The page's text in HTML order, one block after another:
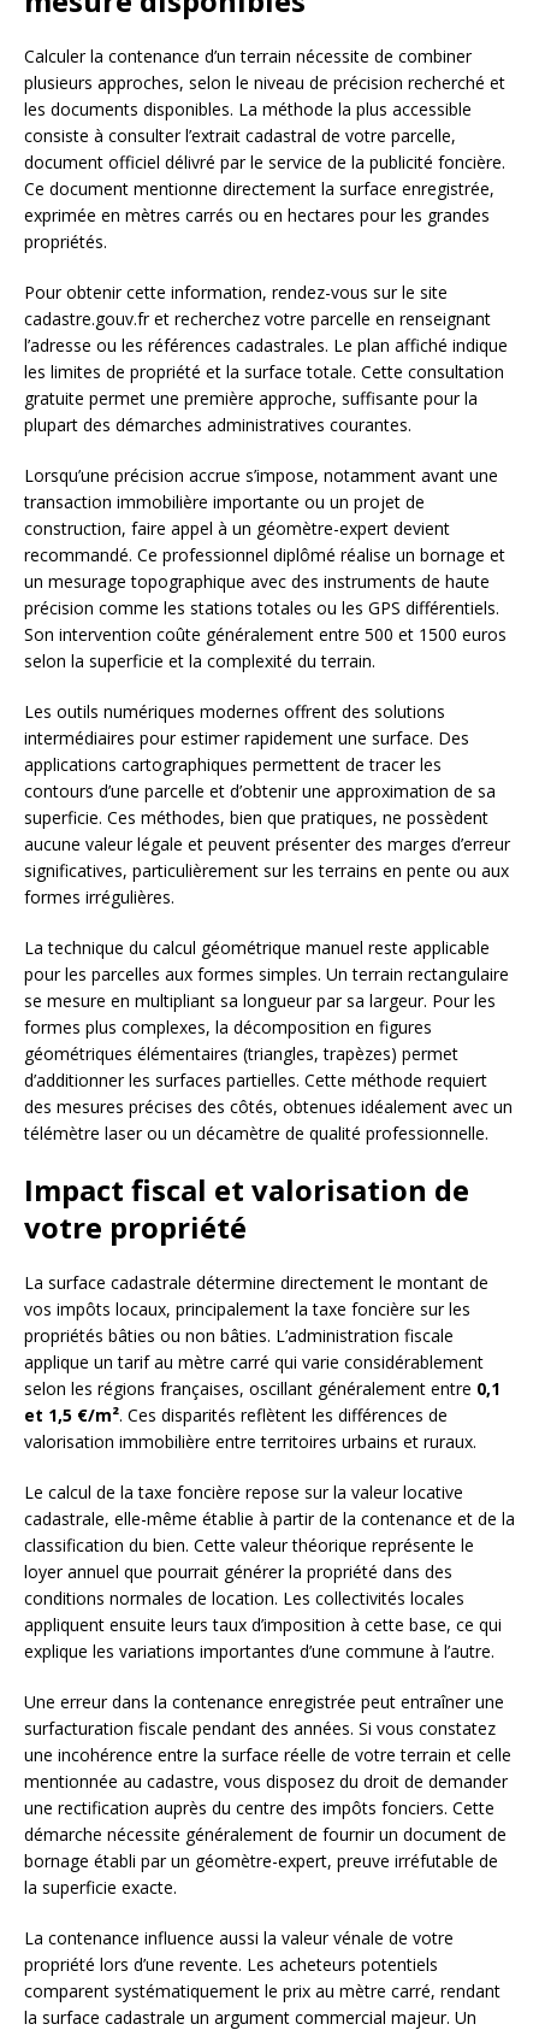
Calculer la contenance d’un terrain nécessite de combiner
plusieurs approches, selon le niveau de précision recherché et
les documents disponibles. La méthode la plus accessible
consiste à consulter l’extrait cadastral de votre parcelle,
document officiel délivré par le service de la publicité foncière.
Ce document mentionne directement la surface enregistrée,
exprimée en mètres carrés ou en hectares pour les grandes
propriétés.
Pour obtenir cette information, rendez-vous sur le site
cadastre.gouv.fr et recherchez votre parcelle en renseignant
l’adresse ou les références cadastrales. Le plan affiché indique
les limites de propriété et la surface totale. Cette consultation
gratuite permet une première approche, suffisante pour la
plupart des démarches administratives courantes.
Lorsqu’une précision accrue s’impose, notamment avant une
transaction immobilière importante ou un projet de
construction, faire appel à un géomètre-expert devient
recommandé. Ce professionnel diplômé réalise un bornage et
un mesurage topographique avec des instruments de haute
précision comme les stations totales ou les GPS différentiels.
Son intervention coûte généralement entre 500 et 1500 euros
selon la superficie et la complexité du terrain.
Les outils numériques modernes offrent des solutions
intermédiaires pour estimer rapidement une surface. Des
applications cartographiques permettent de tracer les
contours d’une parcelle et d’obtenir une approximation de sa
superficie. Ces méthodes, bien que pratiques, ne possèdent
aucune valeur légale et peuvent présenter des marges d’erreur
significatives, particulièrement sur les terrains en pente ou aux
formes irrégulières.
La technique du calcul géométrique manuel reste applicable
pour les parcelles aux formes simples. Un terrain rectangulaire
se mesure en multipliant sa longueur par sa largeur. Pour les
formes plus complexes, la décomposition en figures
géométriques élémentaires (triangles, trapèzes) permet
d’additionner les surfaces partielles. Cette méthode requiert
des mesures précises des côtés, obtenues idéalement avec un
télémètre laser ou un décamètre de qualité professionnelle.
Impact fiscal et valorisation de
votre propriété
La surface cadastrale détermine directement le montant de
vos impôts locaux, principalement la taxe foncière sur les
propriétés bâties ou non bâties. L’administration fiscale
applique un tarif au mètre carré qui varie considérablement
selon les régions françaises, oscillant généralement entre 0,1
et 1,5 €/m². Ces disparités reflètent les différences de
valorisation immobilière entre territoires urbains et ruraux.
Le calcul de la taxe foncière repose sur la valeur locative
cadastrale, elle-même établie à partir de la contenance et de la
classification du bien. Cette valeur théorique représente le
loyer annuel que pourrait générer la propriété dans des
conditions normales de location. Les collectivités locales
appliquent ensuite leurs taux d’imposition à cette base, ce qui
explique les variations importantes d’une commune à l’autre.
Une erreur dans la contenance enregistrée peut entraîner une
surfacturation fiscale pendant des années. Si vous constatez
une incohérence entre la surface réelle de votre terrain et celle
mentionnée au cadastre, vous disposez du droit de demander
une rectification auprès du centre des impôts fonciers. Cette
démarche nécessite généralement de fournir un document de
bornage établi par un géomètre-expert, preuve irréfutable de
la superficie exacte.
La contenance influence aussi la valeur vénale de votre
propriété lors d’une revente. Les acheteurs potentiels
comparent systématiquement le prix au mètre carré, rendant
la surface cadastrale un argument commercial majeur. Un